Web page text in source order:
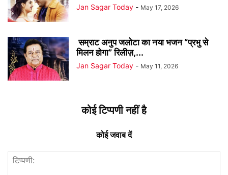
Jan Sagar Today - May 17, 2026
सम्राट अनुप जलोटा का नया भजन “प्रभु से
मिलन होगा” रिलीज़,...
Jan Sagar Today - May 11, 2026
कोई टिप्पणी नहीं है
कोई जवाब दें